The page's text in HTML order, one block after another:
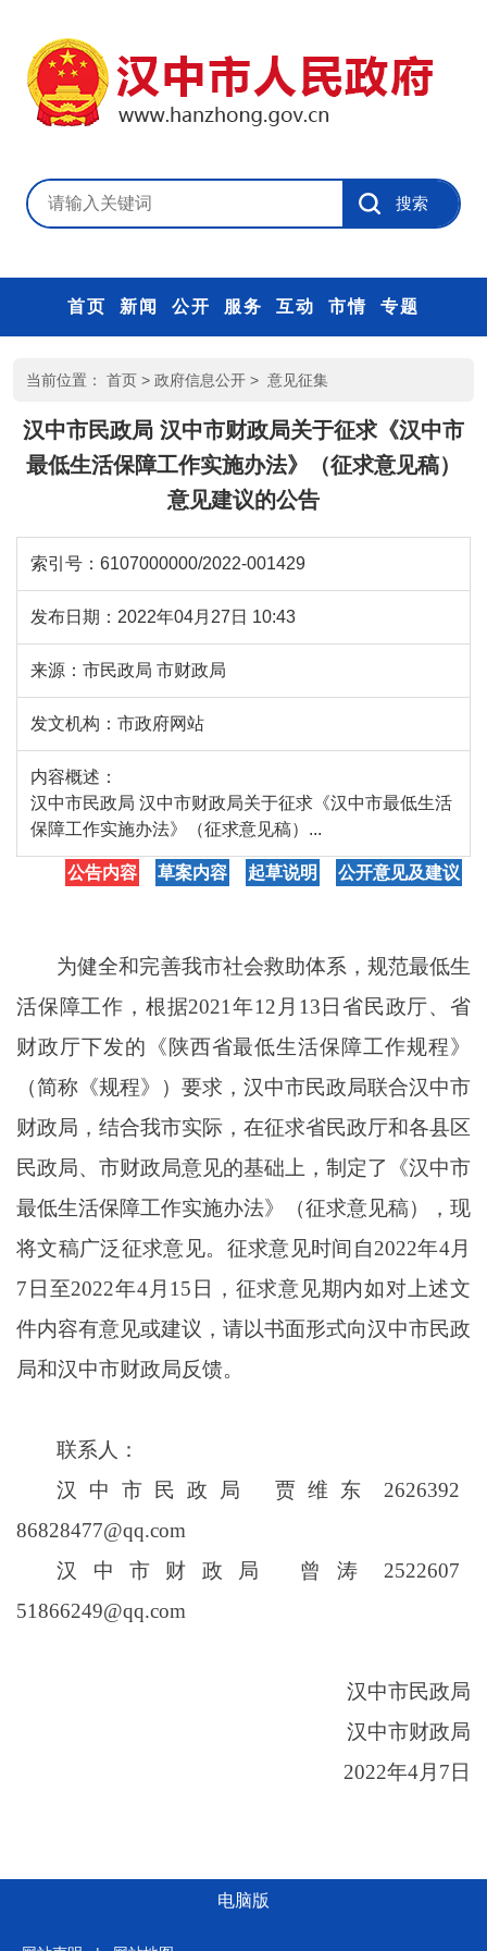
首页 新闻 公开 服务 互动 市情 专题
当前位置： 首页 > 政府信息公开 > 意见征集
汉中市民政局 汉中市财政局关于征求《汉中市
最低生活保障工作实施办法》（征求意见稿）
意见建议的公告
索引号： 6107000000/2022-001429
发布日期： 2022年04月27日 10:43
来源： 市民政局 市财政局
发文机构： 市政府网站
内容概述：
汉中市民政局 汉中市财政局关于征求《汉中市最低生活
保障工作实施办法》（征求意见稿）...
公告内容 草案内容 起草说明 公开意见及建议
为健全和完善我市社会救助体系，规范最低生
活保障工作，根据2021 年12 月 13 日省民政厅、省
财政厅下发的《陕西省最低生活保障工作规程》
（简称《规程》）要求，汉中市民政局联合汉中市
财政局，结合我市实际，在征求省民政厅和各县区
民政局、市财政局意见的基础上，制定了《汉中市
最低生活保障工作实施办法》（征求意见稿），现
将文稿广泛征求意见。征求意见时间自2022年4月
7 日至2022年4月 15 日，征求意见期内如对上述文
件内容有意见或建议，请以书面形式向汉中市民政
局和汉中市财政局反馈。
联系人：
汉中市民政局 贾维东 2626392
86828477@qq.com
汉中市财政局 曾涛
2522607
51866249@qq.com
汉中市民政局
汉中市财政局
2022年4月 7 日
电脑版